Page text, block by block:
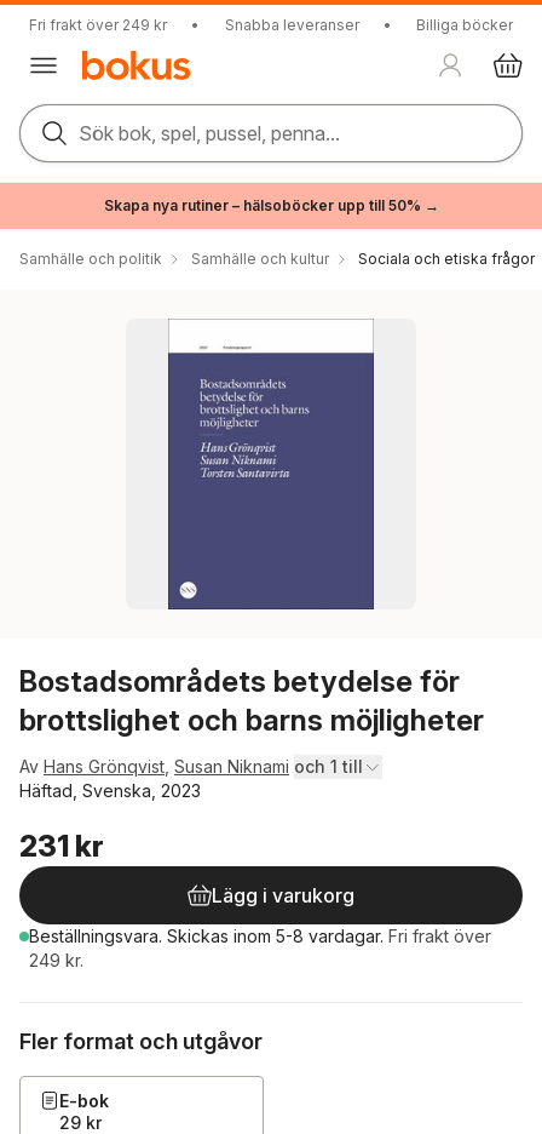
Fri frakt över 249 kr • Snabba leveranser • Billiga böcker
Sök bok, spel, pussel, penna...
Skapa nya rutiner – hälsoböcker upp till 50% →
Samhälle och politik Samhälle och kultur Sociala och etiska frågor
Bostadsområdets betydelse för
brottslighet och barns möjligheter
Av Hans Grönqvist Susan Niknami och 1 till
Häftad, Svenska, 2023
231 kr
Lägg i varukorg
Beställningsvara. Skickas inom 5-8 vardagar. Fri frakt över
249 kr.
Fler format och utgåvor
E-bok
29 kr